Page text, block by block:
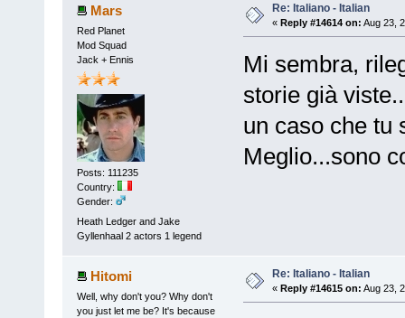
Mars
Red Planet
Mod Squad
Jack + Ennis
Posts: 111235
Country:
Gender:
Heath Ledger and Jake
Gyllenhaal 2 actors 1 legend
Re: Italiano - Italian
« Reply #14614 on: Aug 23,
Mi sembra,
storie già
un caso che tu
Meglio...sono
Hitomi
Well, why don't you? Why don't
you just let me be? It's because
Re: Italiano - Italian
« Reply #14615 on: Aug 23,